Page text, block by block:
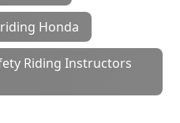
Honda
Riding Instructors